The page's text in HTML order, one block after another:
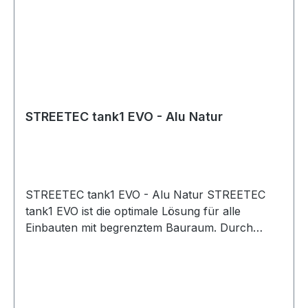
STREETEC tank1 EVO - Alu Natur
STREETEC tank1 EVO - Alu Natur STREETEC
tank1 EVO ist die optimale Lösung für alle
Einbauten mit begrenztem Bauraum. Durch